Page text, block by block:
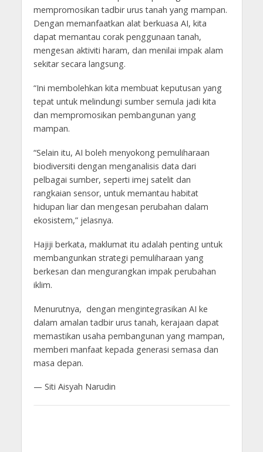
mempromosikan tadbir urus tanah yang mampan.
Dengan memanfaatkan alat berkuasa AI, kita
dapat memantau corak penggunaan tanah,
mengesan aktiviti haram, dan menilai impak alam
sekitar secara langsung.
“Ini membolehkan kita membuat keputusan yang
tepat untuk melindungi sumber semula jadi kita
dan mempromosikan pembangunan yang
mampan.
“Selain itu, AI boleh menyokong pemuliharaan
biodiversiti dengan menganalisis data dari
pelbagai sumber, seperti imej satelit dan
rangkaian sensor, untuk memantau habitat
hidupan liar dan mengesan perubahan dalam
ekosistem,” jelasnya.
Hajiji berkata, maklumat itu adalah penting untuk
membangunkan strategi pemuliharaan yang
berkesan dan mengurangkan impak perubahan
iklim.
Menurutnya, dengan mengintegrasikan AI ke
dalam amalan tadbir urus tanah, kerajaan dapat
memastikan usaha pembangunan yang mampan,
memberi manfaat kepada generasi semasa dan
masa depan.
— Siti Aisyah Narudin